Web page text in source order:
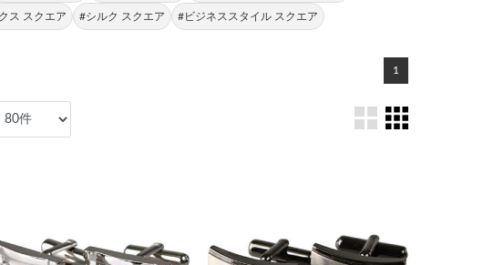
ス スクエア #シルク スクエア #ビジネススタイル スクエア
1